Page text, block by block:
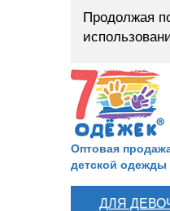
Продолжая
Оптовая
детской одежды
ДЛЯ